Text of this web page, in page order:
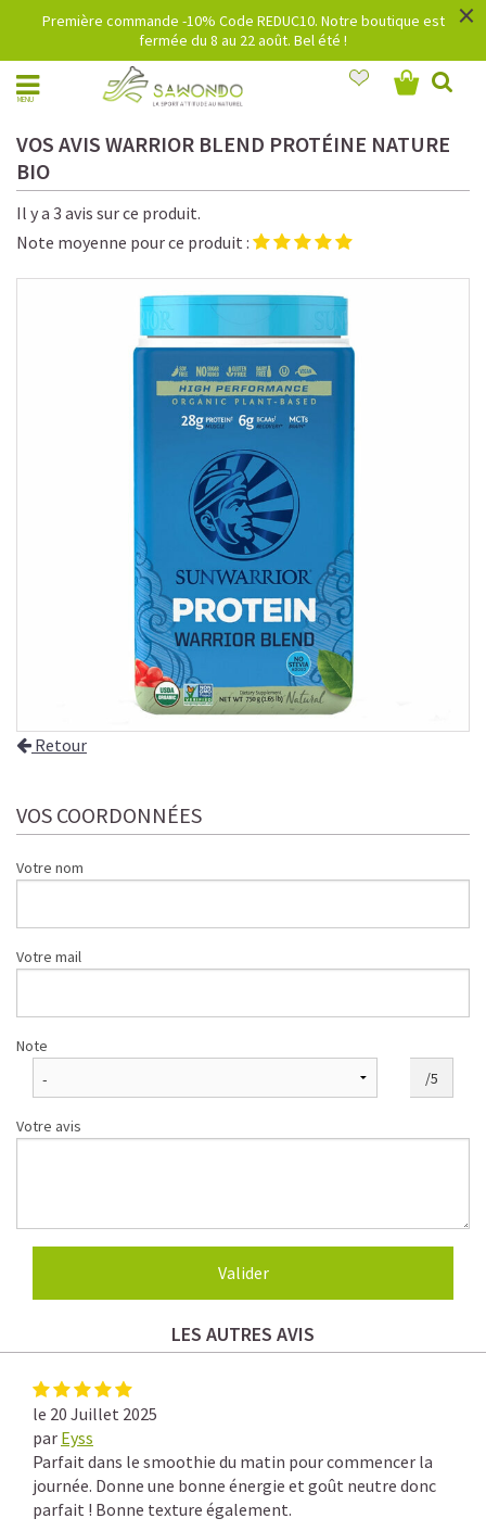
Première commande -10% Code REDUC10. Notre boutique est
fermée du 8 au 22 août. Bel été !
×
MENU
VOS AVIS WARRIOR BLEND PROTÉINE NATURE
BIO
Il y a 3 avis sur ce produit.
Note moyenne pour ce produit :
Retour
VOS COORDONNÉES
Votre nom
Votre mail
Note
/5
Votre avis
LES AUTRES AVIS
le 20 Juillet 2025
par Eyss
Parfait dans le smoothie du matin pour commencer la
journée. Donne une bonne énergie et goût neutre donc
parfait ! Bonne texture également.